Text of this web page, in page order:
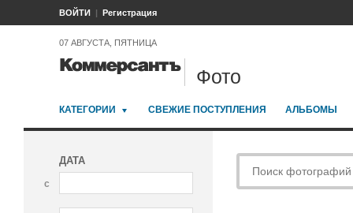
ВОЙТИ Регистрация
07 АВГУСТА, ПЯТНИЦА
Фото
КАТЕГОРИИ СВЕЖИЕ ПОСТУПЛЕНИЯ АЛЬБОМЫ
ДАТА
с